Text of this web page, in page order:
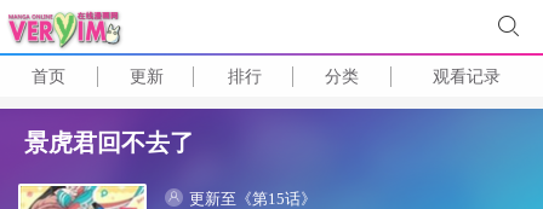
首页 更新 排行 分类 观看记录
景虎君回不去了
更新至《第15话》